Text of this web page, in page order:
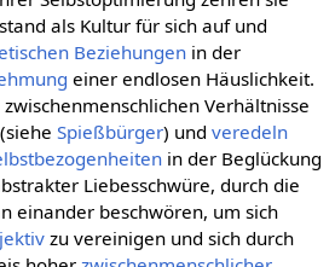
als Kultur für sich auf und
Beziehungenin der
einer endlosen Häuslichkeit.
Verhältnisse
Spießbürger) und veredeln
in der Beglückung
Liebesschwüre, durch die
einander beschwören, um sich
zu vereinigen und sich durch